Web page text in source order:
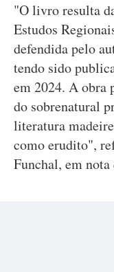
"O livro resulta
Estudos
defendida pelo
tendo sido
em 2024. A obra
do sobrenatural
literatura
como erudito",
Funchal, em